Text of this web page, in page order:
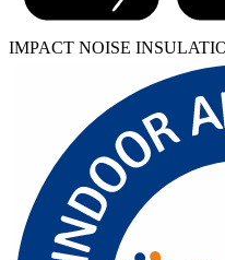
IMPACT NOISE